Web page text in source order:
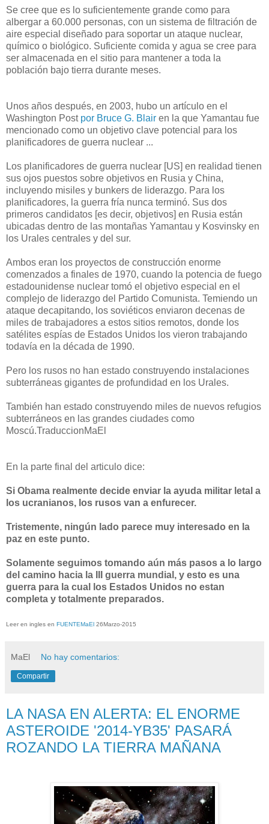
Se cree que es lo suficientemente grande como para
albergar a 60.000 personas, con un sistema de filtración de
aire especial diseñado para soportar un ataque nuclear,
químico o biológico. Suficiente comida y agua se cree para
ser almacenada en el sitio para mantener a toda la
población bajo tierra durante meses.
Unos años después, en 2003, hubo un artículo en el
Washington Post por Bruce G. Blair en la que Yamantau fue
mencionado como un objetivo clave potencial para los
planificadores de guerra nuclear ...
Los planificadores de guerra nuclear [US] en realidad tienen
sus ojos puestos sobre objetivos en Rusia y China,
incluyendo misiles y bunkers de liderazgo. Para los
planificadores, la guerra fría nunca terminó. Sus dos
primeros candidatos [es decir, objetivos] en Rusia están
ubicadas dentro de las montañas Yamantau y Kosvinsky en
los Urales centrales y del sur.
Ambos eran los proyectos de construcción enorme
comenzados a finales de 1970, cuando la potencia de fuego
estadounidense nuclear tomó el objetivo especial en el
complejo de liderazgo del Partido Comunista. Temiendo un
ataque decapitando, los soviéticos enviaron decenas de
miles de trabajadores a estos sitios remotos, donde los
satélites espías de Estados Unidos los vieron trabajando
todavía en la década de 1990.
Pero los rusos no han estado construyendo instalaciones
subterráneas gigantes de profundidad en los Urales.
También han estado construyendo miles de nuevos refugios
subterráneos en las grandes ciudades como
Moscú.TraduccionMaEl
En la parte final del articulo dice:
Si Obama realmente decide enviar la ayuda militar letal a
los ucranianos, los rusos van a enfurecer.
Tristemente, ningún lado parece muy interesado en la
paz en este punto.
Solamente seguimos tomando aún más pasos a lo largo
del camino hacia la III guerra mundial, y esto es una
guerra para la cual los Estados Unidos no estan
completa y totalmente preparados.
Leer en ingles en FUENTEMaEl 26Marzo-2015
MaEl No hay comentarios:
Compartir
LA NASA EN ALERTA: EL ENORME
ASTEROIDE '2014-YB35' PASARÁ
ROZANDO LA TIERRA MAÑANA